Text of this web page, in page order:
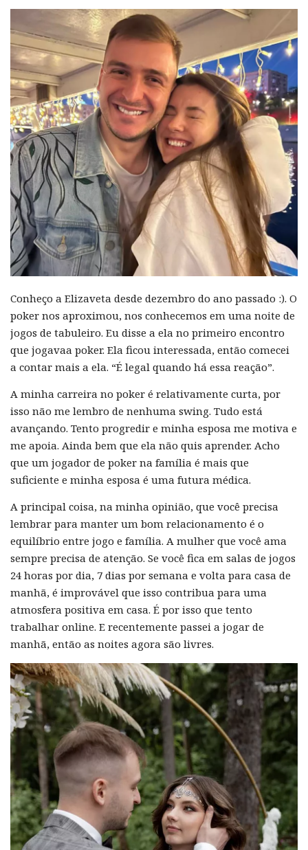
Conheço a Elizaveta desde dezembro do ano passado :). O
poker nos aproximou, nos conhecemos em uma noite de
jogos de tabuleiro. Eu disse a ela no primeiro encontro
que jogavaa poker. Ela ficou interessada, então comecei
a contar mais a ela. “É legal quando há essa reação”.
A minha carreira no poker é relativamente curta, por
isso não me lembro de nenhuma swing. Tudo está
avançando. Tento progredir e minha esposa me motiva e
me apoia. Ainda bem que ela não quis aprender. Acho
que um jogador de poker na família é mais que
suficiente e minha esposa é uma futura médica.
A principal coisa, na minha opinião, que você precisa
lembrar para manter um bom relacionamento é o
equilíbrio entre jogo e família. A mulher que você ama
sempre precisa de atenção. Se você fica em salas de jogos
24 horas por dia, 7 dias por semana e volta para casa de
manhã, é improvável que isso contribua para uma
atmosfera positiva em casa. É por isso que tento
trabalhar online. E recentemente passei a jogar de
manhã, então as noites agora são livres.